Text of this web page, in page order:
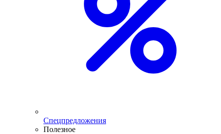
Спецпредложения
Полезное